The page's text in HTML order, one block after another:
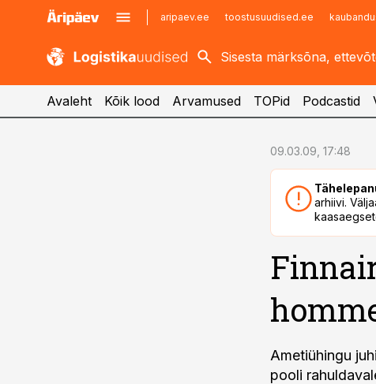
aripaev.ee toostusuudised.ee
kaubandus.ee
kinnisvarauudised.ee
imelineajalugu.ee
Avaleht Kõik lood Arvamused TOPid Podcastid
09.03.09, 17:48
arhiivi.
Ametiühingu
pooli